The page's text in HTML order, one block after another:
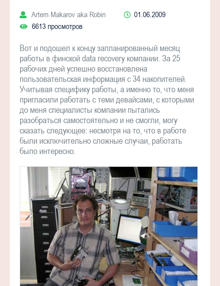
Artem Makarov aka Robin
01.06.2009
6613 просмотров
Вот и подошел к концу запланированный месяц
работы в финской data recovery компании. За 25
рабочих дней успешно восстановлена
пользовательская информация с 34 накопителей.
Учитывая специфику работы, а именно то, что меня
пригласили работать с теми девайсами, с которыми
до меня специалисты компании пытались
разобраться самостоятельно и не смогли, могу
сказать следующее: несмотря на то, что в работе
были исключительно сложные случаи, работать
было интересно.